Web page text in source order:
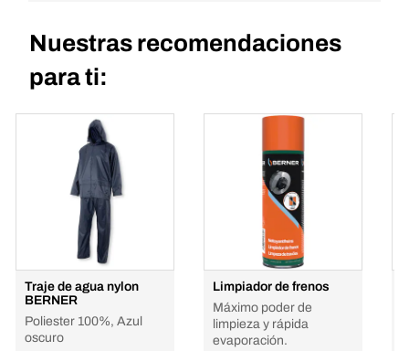
Nuestras recomendaciones
para ti:
Traje de agua nylon
BERNER
Poliester 100%, Azul
oscuro
Limpiador de frenos
Máximo poder de
limpieza y rápida
evaporación.